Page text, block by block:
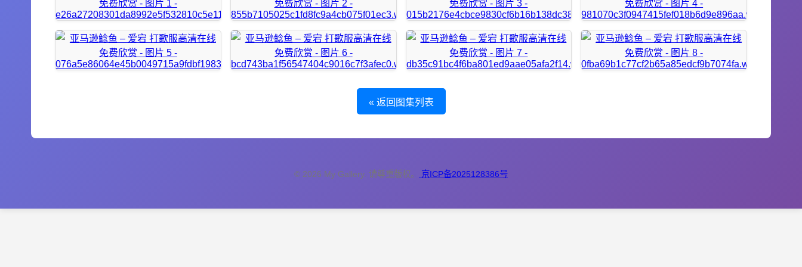
« 返回图集列表
© 2026 My Gallery. 请尊重版权。 京ICP备2025128386号